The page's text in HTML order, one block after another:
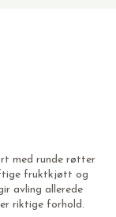
med runde røtter
fruktkjøtt og
avling allerede
riktige forhold.